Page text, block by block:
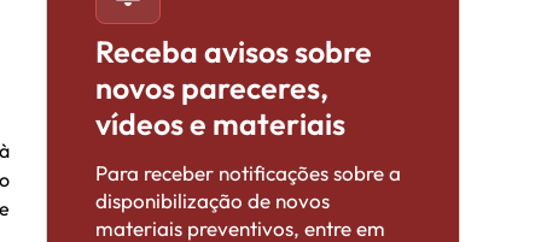
Receba avisos sobre
novos pareceres,
vídeos e materiais
Para receber notificações sobre a
disponibilização de novos
materiais preventivos, entre em